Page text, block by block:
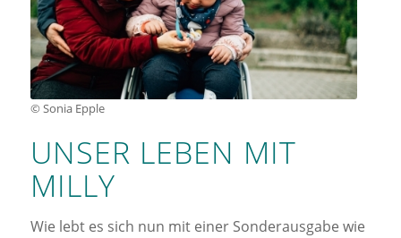
© Sonia Epple
UNSER LEBEN MIT
MILLY
Wie lebt es sich nun mit einer Sonderausgabe wie